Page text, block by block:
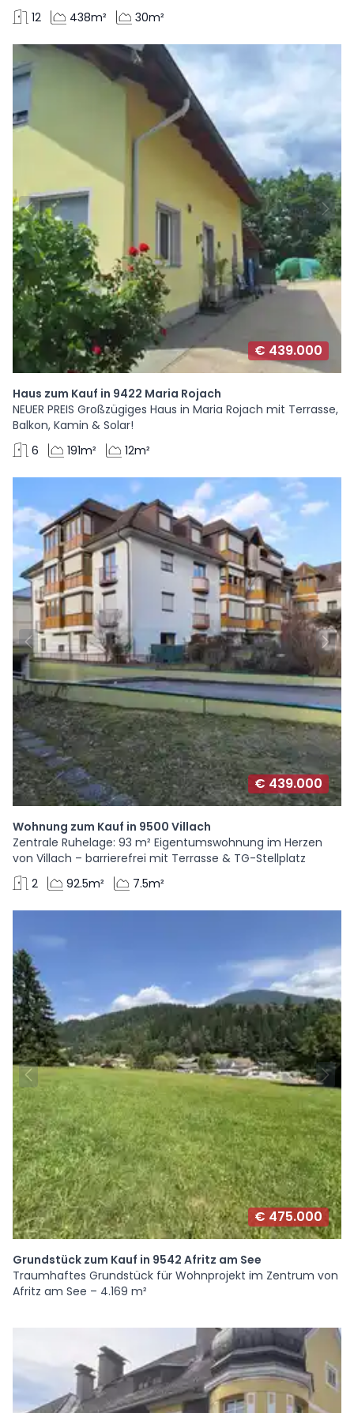
12
438m² 30m²
€ 439.000
Haus zum Kauf in 9422 Maria Rojach
NEUER PREIS Großzügiges Haus in Maria Rojach mit Terrasse,
Balkon, Kamin & Solar!
6
191m² 12m²
€ 439.000
Wohnung zum Kauf in 9500 Villach
Zentrale Ruhelage: 93 m² Eigentumswohnung im Herzen
von Villach – barrierefrei mit Terrasse & TG-Stellplatz
2
92.5m² 7.5m²
€ 475.000
Grundstück zum Kauf in 9542 Afritz am See
Traumhaftes Grundstück für Wohnprojekt im Zentrum von
Afritz am See – 4.169 m²